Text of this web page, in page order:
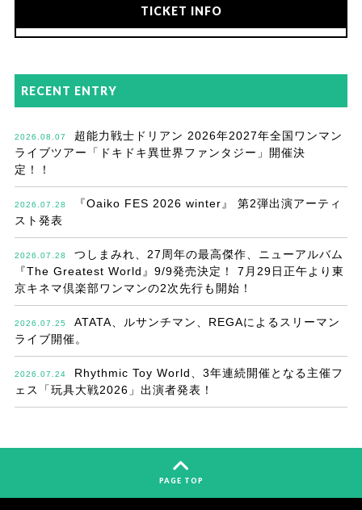
TICKET INFO
RECENT ENTRY
2026.08.07
超能力戦士ドリアン 2026年2027年全国ワンマン
ライブツアー「ドキドキ異世界ファンタジー」開催決
定！！
2026.07.28
『Oaiko FES 2026 winter』 第2弾出演アーティ
スト発表
2026.07.28
つしまみれ、27周年の最高傑作、ニューアルバム
『The Greatest World』9/9発売決定！ 7月29日正午より東
京キネマ倶楽部ワンマンの2次先行も開始！
2026.07.25
ATATA、ルサンチマン、REGAによるスリーマン
ライブ開催。
2026.07.24
Rhythmic Toy World、3年連続開催となる主催フ
ェス「玩具大戦2026」出演者発表！
PAGE TOP